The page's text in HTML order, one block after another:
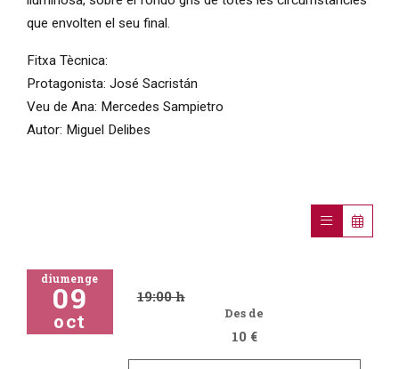
que envolten el seu final.
Fitxa Tècnica:
Protagonista: José Sacristán
Veu de Ana: Mercedes Sampietro
Autor: Miguel Delibes
diumenge
09
oct
19:00 h
Des de
10 €